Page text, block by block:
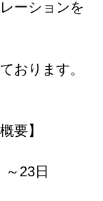
ーションを
おります。
要】
23日